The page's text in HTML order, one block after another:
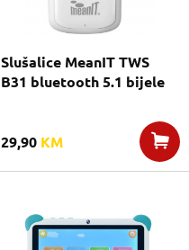
Slušalice MeanIT TWS
B31 bluetooth 5.1 bijele
29,90 KM